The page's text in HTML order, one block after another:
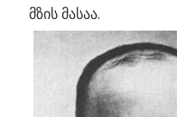
მზის მასაა.